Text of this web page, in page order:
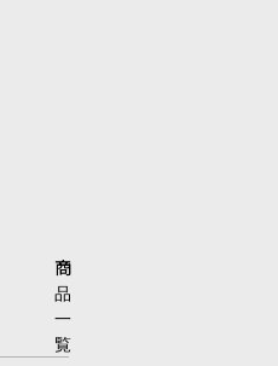
商
品
一
覧